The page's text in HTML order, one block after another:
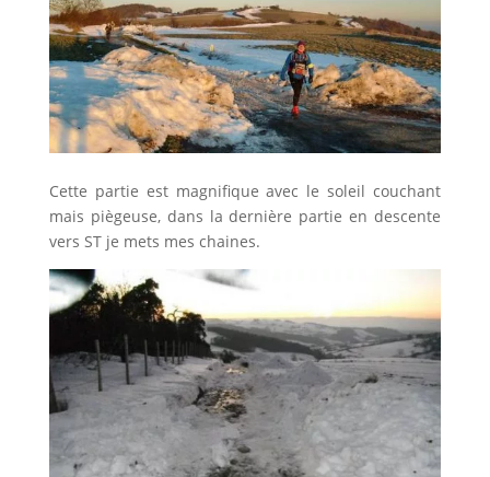
Cette partie est magnifique avec le soleil couchant
mais piègeuse, dans la dernière partie en descente
vers ST je mets mes chaines.